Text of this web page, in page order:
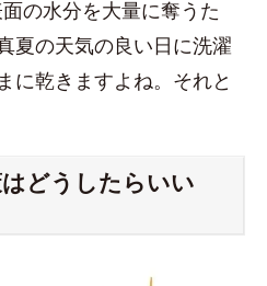
の水分を大量に奪うた
夏の天気の良い日に洗濯
に乾きますよね。それと
どうしたらいい